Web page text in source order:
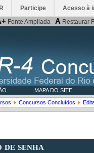
Participe Acesso à
Fonte Ampliada A Restaurar
MAPA DO SITE
Concursos Concluídos
senha